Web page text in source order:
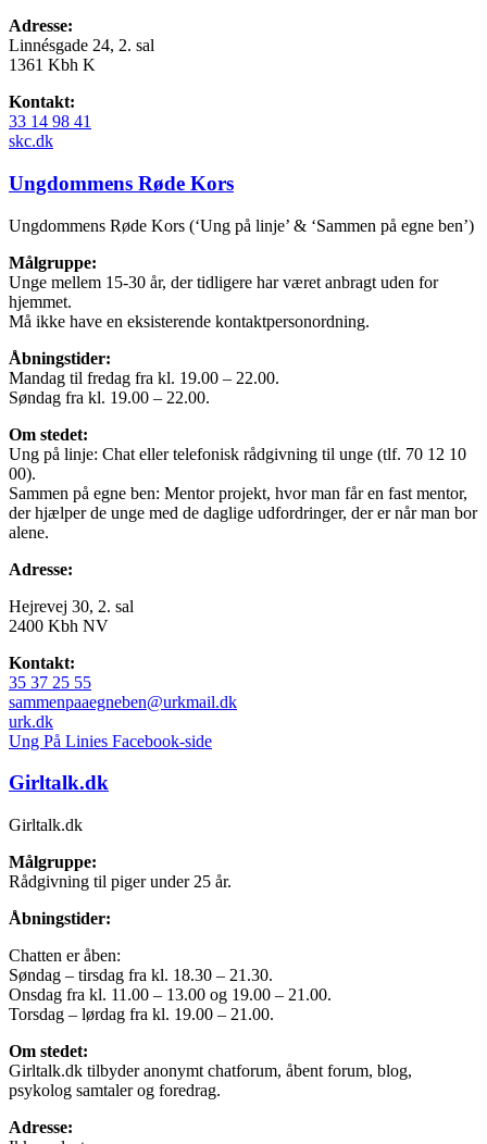
Adresse:
Linnésgade 24, 2. sal
1361 Kbh K
Kontakt:
33 14 98 41
skc.dk
Ungdommens Røde Kors
Ungdommens Røde Kors (‘Ung på linje’ & ‘Sammen på egne ben’)
Målgruppe:
Unge mellem 15-30 år, der tidligere har været anbragt uden for
hjemmet.
Må ikke have en eksisterende kontaktpersonordning.
Åbningstider:
Mandag til fredag fra kl. 19.00 – 22.00.
Søndag fra kl. 19.00 – 22.00.
Om stedet:
Ung på linje: Chat eller telefonisk rådgivning til unge (tlf. 70 12 10
00).
Sammen på egne ben: Mentor projekt, hvor man får en fast mentor,
der hjælper de unge med de daglige udfordringer, der er når man bor
alene.
Adresse:
Hejrevej 30, 2. sal
2400 Kbh NV
Kontakt:
35 37 25 55
sammenpaaegneben@urkmail.dk
urk.dk
Ung På Linies Facebook-side
Girltalk.dk
Girltalk.dk
Målgruppe:
Rådgivning til piger under 25 år.
Åbningstider:
Chatten er åben:
Søndag – tirsdag fra kl. 18.30 – 21.30.
Onsdag fra kl. 11.00 – 13.00 og 19.00 – 21.00.
Torsdag – lørdag fra kl. 19.00 – 21.00.
Om stedet:
Girltalk.dk tilbyder anonymt chatforum, åbent forum, blog,
psykolog samtaler og foredrag.
Adresse: